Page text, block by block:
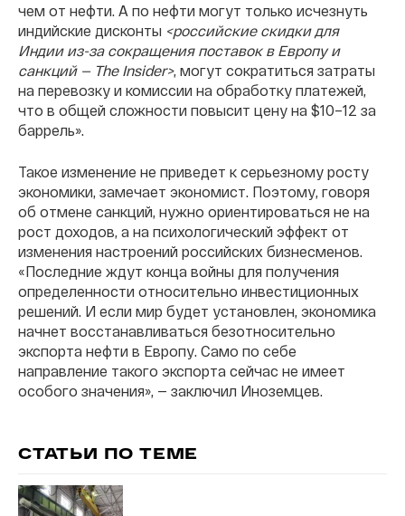
чем от нефти. А по нефти могут только исчезнуть
индийские дисконты <российские скидки для
Индии из-за сокращения поставок в Европу и
санкций — The Insider>, могут сократиться затраты
на перевозку и комиссии на обработку платежей,
что в общей сложности повысит цену на $10–12 за
баррель».
Такое изменение не приведет к серьезному росту
экономики, замечает экономист. Поэтому, говоря
об отмене санкций, нужно ориентироваться не на
рост доходов, а на психологический эффект от
изменения настроений российских бизнесменов.
«Последние ждут конца войны для получения
определенности относительно инвестиционных
решений. И если мир будет установлен, экономика
начнет восстанавливаться безотносительно
экспорта нефти в Европу. Само по себе
направление такого экспорта сейчас не имеет
особого значения», — заключил Иноземцев.
СТАТЬИ ПО ТЕМЕ